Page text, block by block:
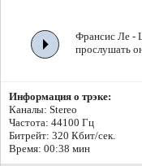
Франсис Ле -
прослушать
Информация о трэке:
Каналы: Stereo
Частота: 44100 Гц
Битрейт: 320 Кбит/сек.
Время: 00:38 мин